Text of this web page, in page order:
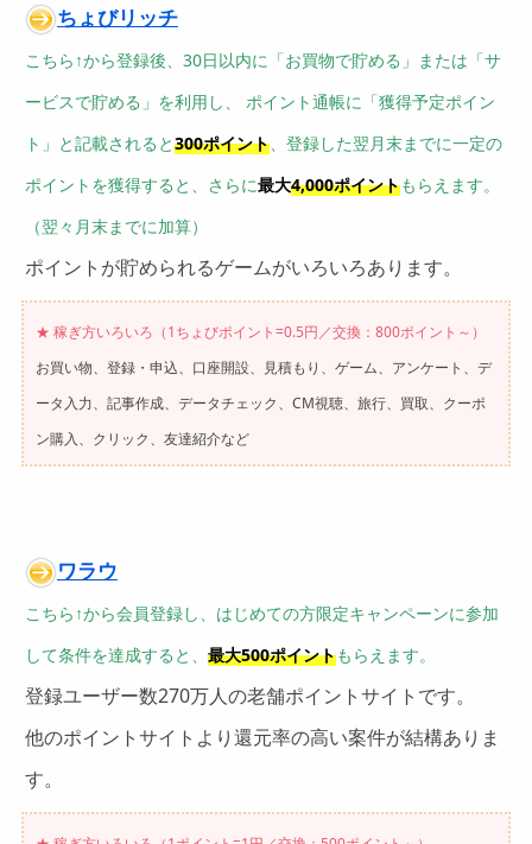
ちょびリッチ
こちら↑から登録後、30日以内に「お買物で貯める」または「サ
ービスで貯める」を利用し、 ポイント通帳に「獲得予定ポイン
ト」と記載されると300ポイント、登録した翌月末までに一定の
ポイントを獲得すると、さらに最大4,000ポイントもらえます。
（翌々月末までに加算）
ポイントが貯められるゲームがいろいろあります。
★ 稼ぎ方いろいろ（1ちょびポイント=0.5円／交換：800ポイント～）
お買い物、登録・申込、口座開設、見積もり、ゲーム、アンケート、デ
ータ入力、記事作成、データチェック、CM視聴、旅行、買取、クーポ
ン購入、クリック、友達紹介など
ワラウ
こちら↑から会員登録し、はじめての方限定キャンペーンに参加
して条件を達成すると、 最大500ポイントもらえます。
登録ユーザー数270万人の老舗ポイントサイトです。
他のポイントサイトより還元率の高い案件が結構ありま
す。